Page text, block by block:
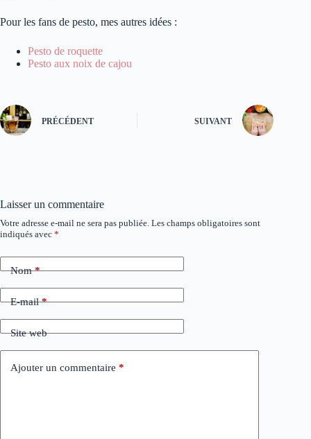
Pour les fans de pesto, mes autres idées :
Pesto de roquette
Pesto aux noix de cajou
PRÉCÉDENT SUIVANT
Laisser un commentaire
Votre adresse e-mail ne sera pas publiée. Les champs obligatoires sont
indiqués avec *
Nom*
E-mail*
Site web
Ajouter un commentaire *
A
l
r
n
a
v
e